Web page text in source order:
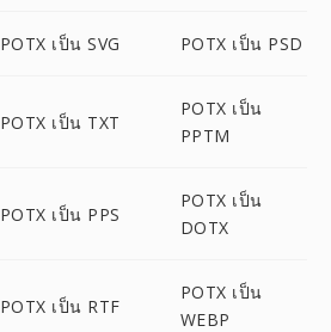
POTX เป็น SVG POTX เป็น PSD
POTX เป็น TXT
POTX เป็น
PPTM
POTX เป็น PPS
POTX เป็น
DOTX
POTX เป็น RTF
POTX เป็น
WEBP